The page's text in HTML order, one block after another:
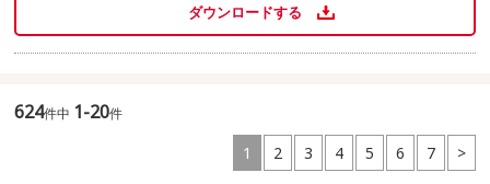
ダウンロードする
624件中 1-20件
1 2 3 4 5 6 7 >